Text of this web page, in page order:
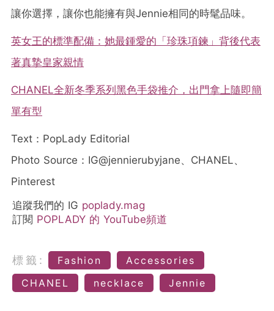
讓你選擇，讓你也能擁有與Jennie相同的時髦品味。
英女王的標準配備：她最鍾愛的「珍珠項鍊」背後代表
著真摯皇家親情
CHANEL全新冬季系列黑色手袋推介，出門拿上隨即簡
單有型
Text：PopLady Editorial
Photo Source：IG@jennierubyjane、CHANEL、
Pinterest
追蹤我們的 IG poplady.mag
訂閱 POPLADY 的 YouTube頻道
標籤: Fashion
Accessories
CHANEL
necklace Jennie